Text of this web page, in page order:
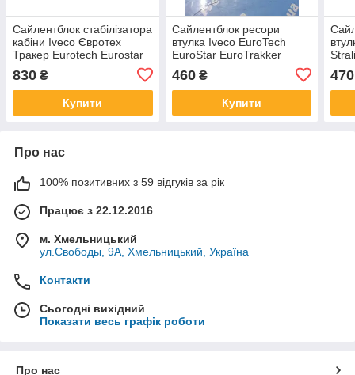
Сайлентблок стабілізатора
кабіни Iveco Євротех
Тракер Eurotech Eurostar
500331831 1908675
830 ₴
Купити
Сайлентблок ресори
втулка Iveco EuroTech
EuroStar EuroTrakker
460₴
Купити
470
Про нас
100% позитивних з 59 відгуків за рік
Працює з 22.12.2016
м. Хмельницький
ул.Свободы, 9А, Хмельницький, Україна
Контакти
Сьогодні вихідний
Показати весь графік роботи
Про нас